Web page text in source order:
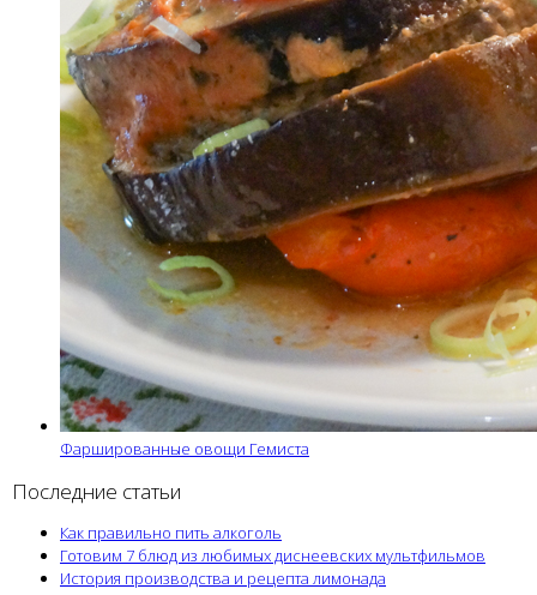
Фаршированные овощи Гемиста
Последние статьи
Как правильно пить алкоголь
Готовим 7 блюд из любимых диснеевских мультфильмов
История производства и рецепта лимонада